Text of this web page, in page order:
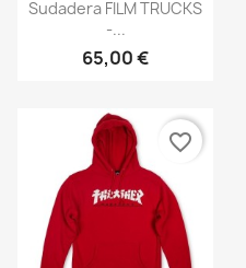
Sudadera FILM TRUCKS
-...
65,00 €
favorite_border